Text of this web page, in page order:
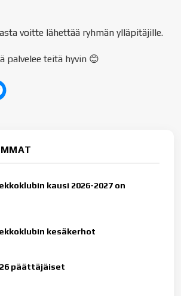
voitte lähettää ryhmän ylläpitäjille.
palvelee teitä hyvin 😊
kausi 2026-2027 on
kesäkerhot
päättäjäiset